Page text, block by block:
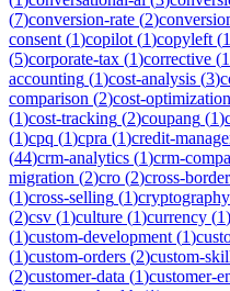
(7)conversion-rate (2)
consent (1)copilot (1)copyleft (1
(5)corporate-tax (1)corrective (1
accounting (1)cost-analysis (3)
comparison (2)cost-optimization
(1)cost-tracking (2)coupang (1)
(1)cpq (1)cpra (1)credit-
(44)crm-analytics (1)crm-
migration (2)cro (2)cross-border
(1)cross-selling (1)cryptography
(2)csv (1)culture (1)currency (1)
(1)custom-development (1)
(1)custom-orders (2)custom-
(2)customer-data (1)customer-